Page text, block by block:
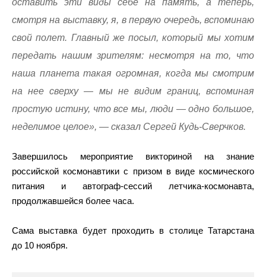
оставить эти виды себе на память, а теперь,
смотря на выставку, я, в первую очередь, вспоминаю
свой полет. Главный же посыл, который мы хотим
передать нашим зрителям: несмотря на то, что
наша планета такая огромная, когда мы смотрим
на нее сверху — мы не видим границ, вспоминая
простую истину, что все мы, люди — одно большое,
неделимое целое», — сказал Сергей Кудь-Сверчков.
Завершилось мероприятие викториной на знание
российской космонавтики с призом в виде космического
питания и автограф-сессий летчика-космонавта,
продолжавшейся более часа.
Сама выставка будет проходить в столице Татарстана
до 10 ноября.